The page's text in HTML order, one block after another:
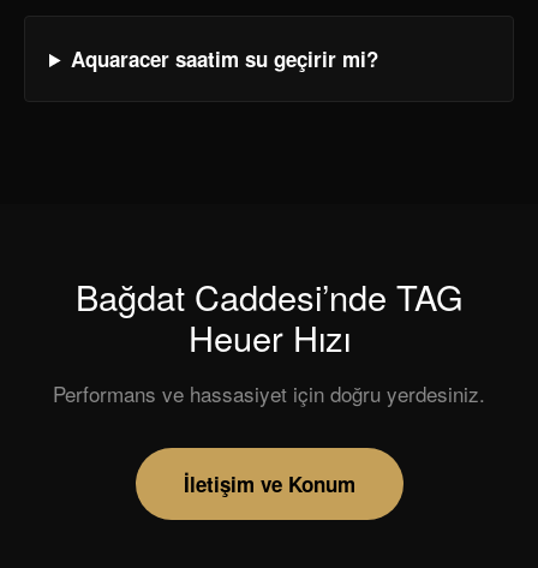
Aquaracer saatim su geçirir mi?
Bağdat Caddesi’nde TAG
Heuer Hızı
Performans ve hassasiyet için doğru yerdesiniz.
İletişim ve Konum